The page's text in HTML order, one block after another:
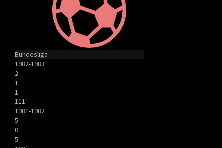
Bundesliga
1982-1983
2
1
1
111′
1981-1982
5
0
5